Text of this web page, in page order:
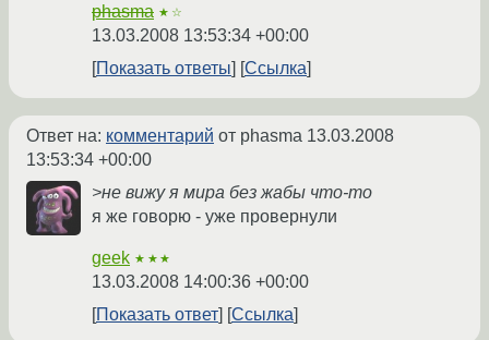
phasma ★☆
13.03.2008 13:53:34 +00:00
Показать ответы
Ссылка
Ответ на: комментарий от phasma 13.03.2008
13:53:34 +00:00
>не вижу я мира без жабы что-то
я же говорю - уже провернули
geek ★★★
13.03.2008 14:00:36 +00:00
Показать ответ
Ссылка